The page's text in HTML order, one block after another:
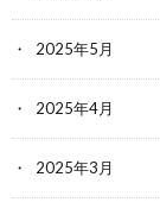
2025年5月
2025年4月
2025年3月